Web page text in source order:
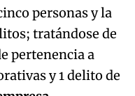
personas y la
tratándose de
pertenencia a
y 1 delito de